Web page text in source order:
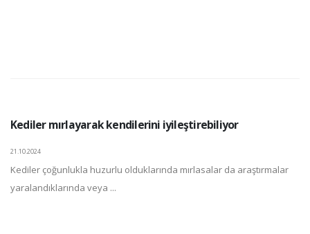
Kediler mırlayarak kendilerini iyileştirebiliyor
21.10.2024
Kediler çoğunlukla huzurlu olduklarında mırlasalar da araştırmalar
yaralandıklarında veya ...